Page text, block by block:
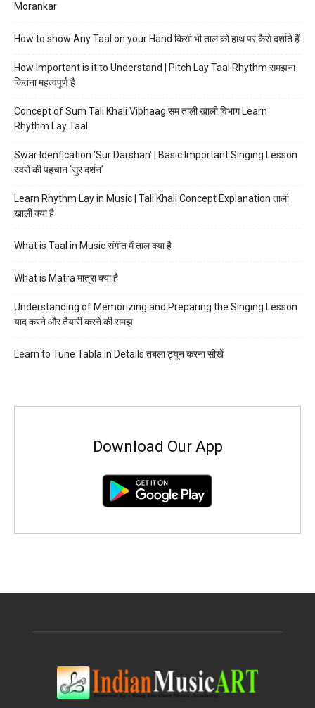
Morankar
How to show Any Taal on your Hand किसी भी ताल को हाथ पर कैसे दर्शाते हैं
How Important is it to Understand | Pitch Lay Taal Rhythm समझना
कितना महत्वपूर्ण है
Concept of Sum Tali Khali Vibhaag सम ताली खाली विभाग Learn
Rhythm Lay Taal
Swar Idenfication ‘Sur Darshan’ | Basic Important Singing Lesson
स्वरों की पहचान ‘सुर दर्शन’
Learn Rhythm Lay in Music | Tali Khali Concept Explanation ताली
खाली क्या है
What is Taal in Music संगीत में ताल क्या है
What is Matra मात्रा क्या है
Understanding of Memorizing and Preparing the Singing Lesson
याद करने और तैयारी करने की समझ
Learn to Tune Tabla in Details तबला ट्यून करना सीखें
Download Our App